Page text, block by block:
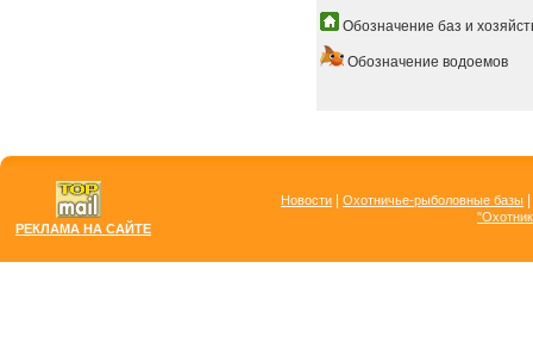
Обозначение баз и
Обозначение водоемов
РЕКЛАМА НА САЙТЕ
Новости Охотничье-рыболовные базы